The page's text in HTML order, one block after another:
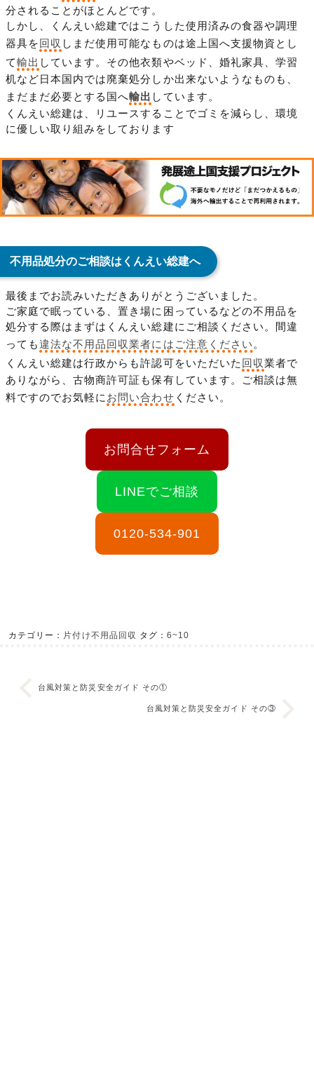
分されることがほとんどです。
しかし、くんえい総建ではこうした使用済みの食器や調理
器具を回収 しまだ使用可能なものは途上国へ支援物資とし
て輸出 しています。その他衣類やベッド、婚礼家具、学習
机など日本国内では廃棄処分しか出来ないようなものも、
まだまだ必要とする国へ輸出 しています。
くんえい総建は、リユースすることでゴミを減らし、環境
に優しい取り組みをしております
不用品処分のご相談はくんえい総建へ
最後までお読みいただきありがとうございました。
ご家庭で眠っている、置き場に困っているなどの不用品を
処分する際はまずはくんえい総建にご相談ください。間違
っても違法な不用品回収業者にはご注意ください 。
くんえい総建は行政からも許認可をいただいた 回収業者で
ありながら、古物商許可証も保有しています。ご相談は無
料ですのでお気軽に お問い合わせ ください。
お問合せフォーム
LINEでご相談
0120-534-901
カテゴリー： 片付け不用品回収 タグ：6~10
台風対策と防災安全ガイド その①
台風対策と防災安全ガイド その③